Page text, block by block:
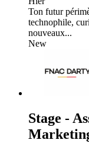
Ton futur
technophile,
nouveaux...
New
Stage -